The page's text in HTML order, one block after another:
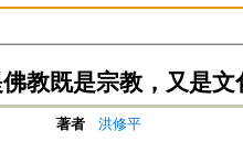
教既是宗教，又是
著者
洪修平